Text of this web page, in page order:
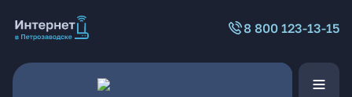
8 800 123-13-15